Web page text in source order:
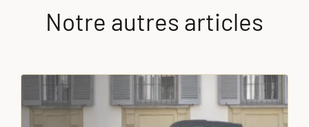
Notre autres articles